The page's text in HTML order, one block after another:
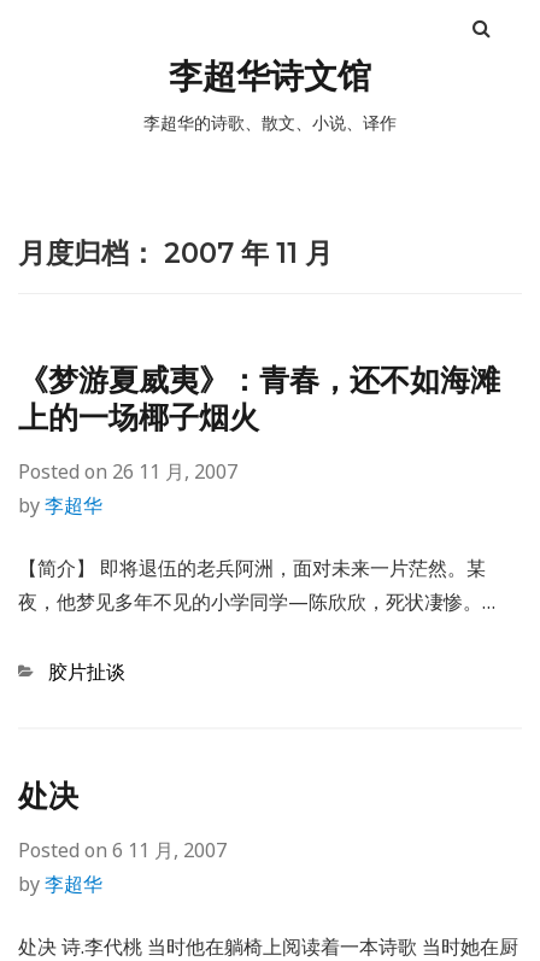
李超华诗文馆
李超华的诗歌、散文、小说、译作
月度归档： 2007 年 11 月
《梦游夏威夷》：青春，还不如海滩
上的一场椰子烟火
Posted on 26 11 月, 2007
by李超华
【简介】 即将退伍的老兵阿洲，面对未来一片茫然。某
夜，他梦见多年不见的小学同学—陈欣欣，死状凄惨。…
Categories
胶片扯谈
处决
Posted on 6 11 月, 2007
by李超华
处决 诗.李代桃 当时他在躺椅上阅读着一本诗歌 当时她在厨